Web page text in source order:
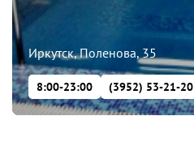
Иркутск, Поленова, 35
8:00-23:00 (3952) 53-21-20